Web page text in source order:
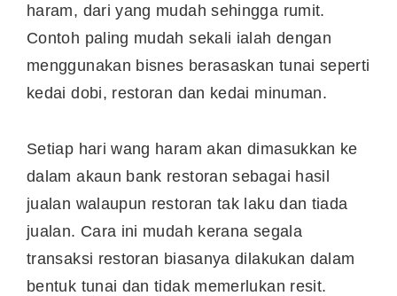
haram, dari yang mudah sehingga rumit.
Contoh paling mudah sekali ialah dengan
menggunakan bisnes berasaskan tunai seperti
kedai dobi, restoran dan kedai minuman.
Setiap hari wang haram akan dimasukkan ke
dalam akaun bank restoran sebagai hasil
jualan walaupun restoran tak laku dan tiada
jualan. Cara ini mudah kerana segala
transaksi restoran biasanya dilakukan dalam
bentuk tunai dan tidak memerlukan resit.